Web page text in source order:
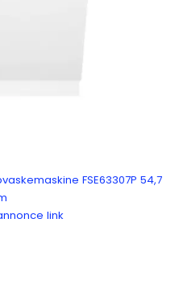
FSE63307P 54,7
link